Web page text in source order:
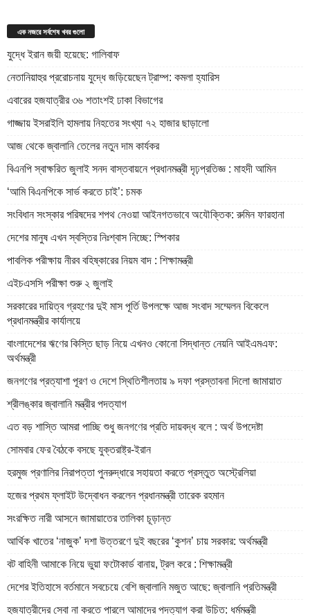
এক নজরে সর্বশেষ খবর গুলো
যুদ্ধে ইরান জয়ী হয়েছে: গালিবাফ
নেতানিয়াহুর প্ররোচনায় যুদ্ধে জড়িয়েছেন ট্রাম্প: কমলা হ্যারিস
এবারের হজযাত্রীর ৩৬ শতাংশই ঢাকা বিভাগের
গাজ্জায় ইসরাইলি হামলায় নিহতের সংখ্যা ৭২ হাজার ছাড়ালো
আজ থেকে জ্বালানি তেলের নতুন দাম কার্যকর
বিএনপি স্বাক্ষরিত জুলাই সনদ বাস্তবায়নে প্রধানমন্ত্রী দৃঢ়প্রতিজ্ঞ : মাহদী আমিন
‘আমি বিএনপিকে সার্ভ করতে চাই’: চমক
সংবিধান সংস্কার পরিষদের শপথ নেওয়া আইনগতভাবে অযৌক্তিক: রুমিন ফারহানা
দেশের মানুষ এখন স্বস্তির নিঃশ্বাস নিচ্ছে: স্পিকার
পাবলিক পরীক্ষায় নীরব বহিষ্কারের নিয়ম বাদ : শিক্ষামন্ত্রী
এইচএসসি পরীক্ষা শুরু ২ জুলাই
সরকারের দায়িত্ব গ্রহণের দুই মাস পূর্তি উপলক্ষে আজ সংবাদ সম্মেলন বিকেলে
প্রধানমন্ত্রীর কার্যালয়ে
বাংলাদেশের ঋণের কিস্তি ছাড় নিয়ে এখনও কোনো সিদ্ধান্ত নেয়নি আইএমএফ:
অর্থমন্ত্রী
জনগণের প্রত্যাশা পূরণ ও দেশে স্থিতিশীলতায় ৯ দফা প্রস্তাবনা দিলো জামায়াত
শ্রীলঙ্কার জ্বালানি মন্ত্রীর পদত্যাগ
এত বড় শাস্তি আমরা পাচ্ছি শুধু জনগণের প্রতি দায়বদ্ধ বলে : অর্থ উপদেষ্টা
সোমবার ফের বৈঠকে বসছে যুক্তরাষ্ট্র-ইরান
হরমুজ প্রণালির নিরাপত্তা পুনরুদ্ধারে সহায়তা করতে প্রস্তুত অস্ট্রেলিয়া
হজের প্রথম ফ্লাইট উদ্বোধন করলেন প্রধানমন্ত্রী তারেক রহমান
সংরক্ষিত নারী আসনে জামায়াতের তালিকা চূড়ান্ত
আর্থিক খাতের ‘নাজুক’ দশা উত্তরণে দুই বছরের ‘কুশন’ চায় সরকার: অর্থমন্ত্রী
বট বাহিনী আমাকে নিয়ে ভুয়া ফটোকার্ড বানায়, ট্রল করে : শিক্ষামন্ত্রী
দেশের ইতিহাসে বর্তমানে সবচেয়ে বেশি জ্বালানি মজুত আছে: জ্বালানি প্রতিমন্ত্রী
হজযাত্রীদের সেবা না করতে পারলে আমাদের পদত্যাগ করা উচিত: ধর্মমন্ত্রী